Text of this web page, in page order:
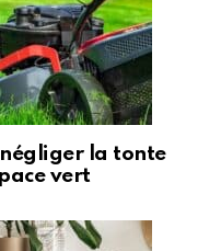
la tonte
vert